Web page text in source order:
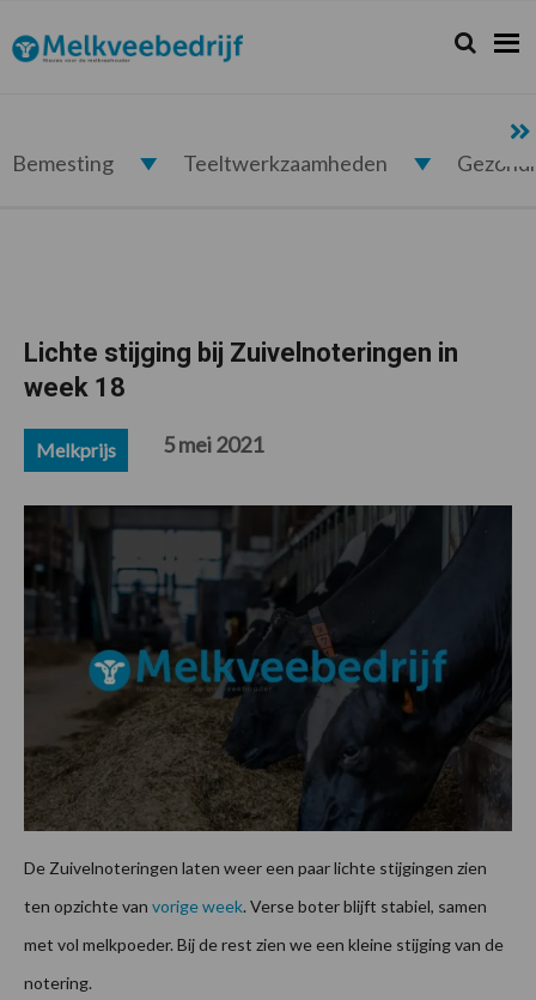
de
hoofdnavigatie
de
hoofd
de
eerste
de
voettekst
Melkveebedrijf.nl Zoeken...
Zoek
Bemesting Teeltwerkzaamheden
Lichte stijging bij Zuivelnoteringen in
week 18
Melkprijs 5 mei 2021
De Zuivelnoteringen laten weer een paar lichte stijgingen zien
ten opzichte van vorige week. Verse boter blijft stabiel, samen
met vol melkpoeder. Bij de rest zien we een kleine stijging van de
notering.